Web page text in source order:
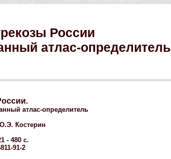
России
атлас-определитель
атлас-определитель
Костерин
- 480 с.
91-2